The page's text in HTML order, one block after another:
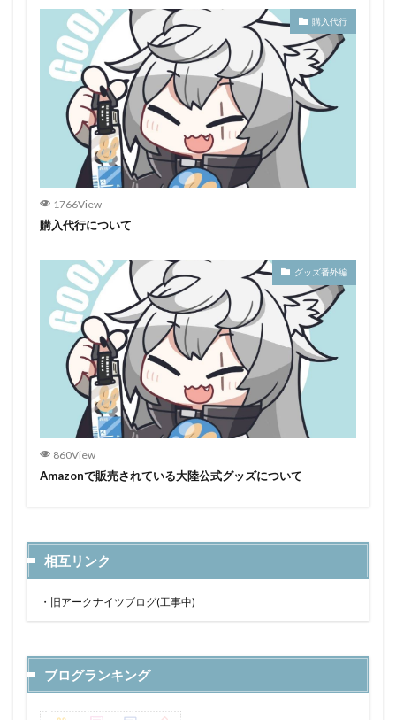
購入代行
1766View
購入代行について
グッズ番外編
860View
Amazonで販売されている大陸公式グッズについて
相互リンク
・ 旧アークナイツブログ(工事中)
ブログランキング